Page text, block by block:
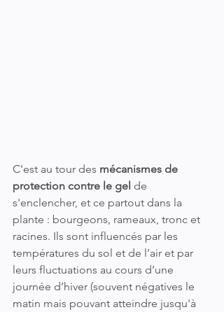
C'est au tour des mécanismes de
protection contre le gel de
s'enclencher, et ce partout dans la
plante : bourgeons, rameaux, tronc et
racines. Ils sont influencés par les
températures du sol et de l’air et par
leurs fluctuations au cours d’une
journée d’hiver (souvent négatives le
matin mais pouvant atteindre jusqu'à